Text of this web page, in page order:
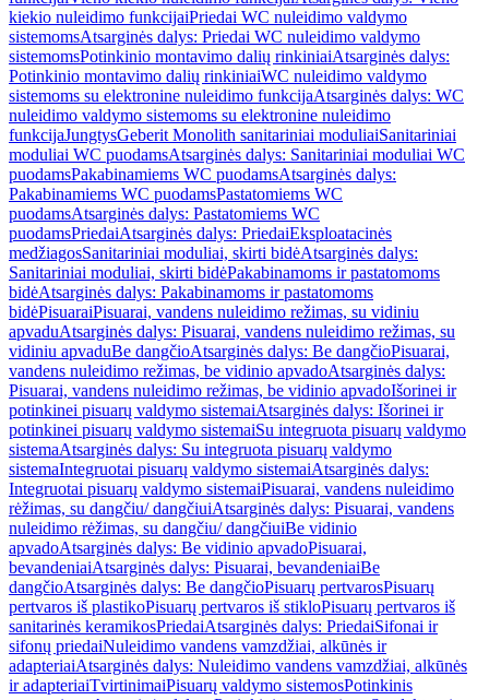
kiekio nuleidimo funkcijaiPriedai WC nuleidimo valdymo
sistemomsAtsarginės dalys: Priedai WC nuleidimo valdymo
sistemomsPotinkinio montavimo dalių rinkiniaiAtsarginės dalys:
Potinkinio montavimo dalių rinkiniaiWC nuleidimo valdymo
sistemoms su elektronine nuleidimo funkcijaAtsarginės dalys: WC
nuleidimo valdymo sistemoms su elektronine nuleidimo
funkcijaJungtysGeberit Monolith sanitariniai moduliaiSanitariniai
moduliai WC puodamsAtsarginės dalys: Sanitariniai moduliai WC
puodamsPakabinamiems WC puodamsAtsarginės dalys:
Pakabinamiems WC puodamsPastatomiems WC
puodamsAtsarginės dalys: Pastatomiems WC
puodamsPriedaiAtsarginės dalys: PriedaiEksploatacinės
medžiagosSanitariniai moduliai, skirti bidėAtsarginės dalys:
Sanitariniai moduliai, skirti bidėPakabinamoms ir pastatomoms
bidėAtsarginės dalys: Pakabinamoms ir pastatomoms
bidėPisuaraiPisuarai, vandens nuleidimo režimas, su vidiniu
apvaduAtsarginės dalys: Pisuarai, vandens nuleidimo režimas, su
vidiniu apvaduBe dangčioAtsarginės dalys: Be dangčioPisuarai,
vandens nuleidimo režimas, be vidinio apvadoAtsarginės dalys:
Pisuarai, vandens nuleidimo režimas, be vidinio apvadoIšorinei ir
potinkinei pisuarų valdymo sistemaiAtsarginės dalys: Išorinei ir
potinkinei pisuarų valdymo sistemaiSu integruota pisuarų valdymo
sistemaAtsarginės dalys: Su integruota pisuarų valdymo
sistemaIntegruotai pisuarų valdymo sistemaiAtsarginės dalys:
Integruotai pisuarų valdymo sistemaiPisuarai, vandens nuleidimo
rėžimas, su dangčiu/ dangčiuiAtsarginės dalys: Pisuarai, vandens
nuleidimo rėžimas, su dangčiu/ dangčiuiBe vidinio
apvadoAtsarginės dalys: Be vidinio apvadoPisuarai,
bevandeniaiAtsarginės dalys: Pisuarai, bevandeniaiBe
dangčioAtsarginės dalys: Be dangčioPisuarų pertvarosPisuarų
pertvaros iš plastikoPisuarų pertvaros iš stikloPisuarų pertvaros iš
sanitarinės keramikosPriedaiAtsarginės dalys: PriedaiSifonai ir
sifonų priedaiNuleidimo vandens vamzdžiai, alkūnės ir
adapteriaiAtsarginės dalys: Nuleidimo vandens vamzdžiai, alkūnės
ir adapteriaiTvirtinimaiPisuarų valdymo sistemosPotinkinis